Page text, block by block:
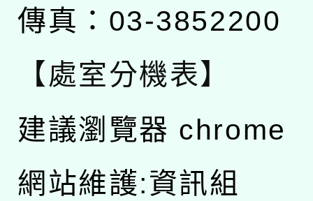
傳真：03-3852200
【處室分機表】
建議瀏覽器 chrome
網站維護:資訊組